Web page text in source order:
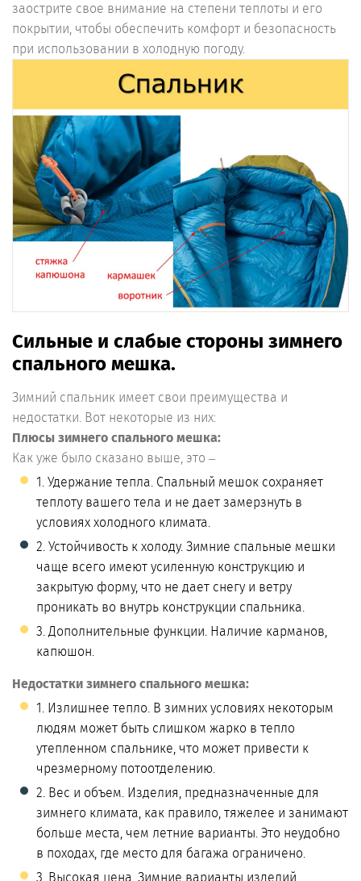
заострите свое внимание на степени теплоты и его
покрытии, чтобы обеспечить комфорт и безопасность
при использовании в холодную погоду.
Сильные и слабые стороны зимнего
спального мешка.
Зимний спальник имеет свои преимущества и
недостатки. Вот некоторые из них:
Плюсы зимнего спального мешка:
Как уже было сказано выше, это –
1. Удержание тепла. Спальный мешок сохраняет
теплоту вашего тела и не дает замерзнуть в
условиях холодного климата.
2. Устойчивость к холоду. Зимние спальные мешки
чаще всего имеют усиленную конструкцию и
закрытую форму, что не дает снегу и ветру
проникать во внутрь конструкции спальника.
3. Дополнительные функции. Наличие карманов,
капюшон.
Недостатки зимнего спального мешка:
1. Излишнее тепло. В зимних условиях некоторым
людям может быть слишком жарко в тепло
утепленном спальнике, что может привести к
чрезмерному потоотделению.
2. Вес и объем. Изделия, предназначенные для
зимнего климата, как правило, тяжелее и занимают
больше места, чем летние варианты. Это неудобно
в походах, где место для багажа ограничено.
3. Высокая цена. Зимние варианты изделий,